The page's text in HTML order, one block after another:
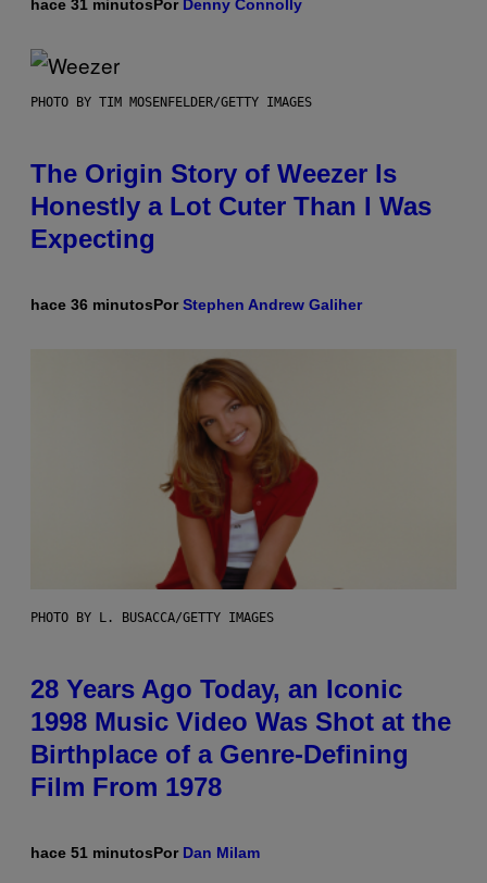
hace 31 minutos Por Denny Connolly
PHOTO BY TIM MOSENFELDER/GETTY IMAGES
The Origin Story of Weezer Is
Honestly a Lot Cuter Than I Was
Expecting
hace 36 minutosPorStephen Andrew Galiher
PHOTO BY L. BUSACCA/GETTY IMAGES
28 Years Ago Today, an Iconic
1998 Music Video Was Shot at the
Birthplace of a Genre-Defining
Film From 1978
hace 51 minutosPor Dan Milam